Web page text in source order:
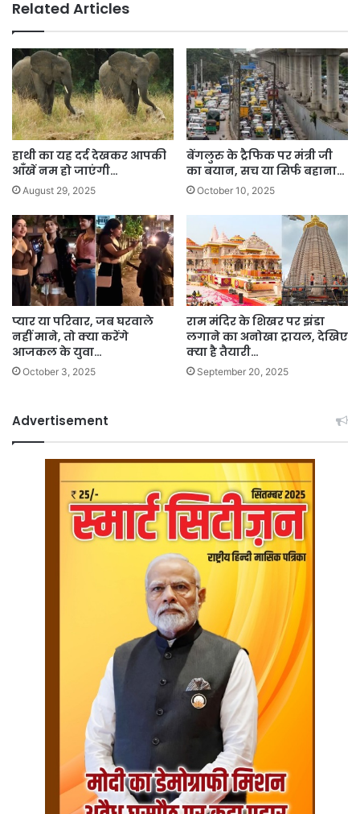
Related Articles
हाथी का यह दर्द देखकर आपकी
आँखें नम हो जाएंगी…
August 29, 2025
बेंगलुरु के ट्रैफिक पर मंत्री जी
का बयान, सच या सिर्फ बहाना…
October 10, 2025
प्यार या परिवार, जब घरवाले
नहीं माने, तो क्या करेंगे
आजकल के युवा…
October 3, 2025
राम मंदिर के शिखर पर झंडा
लगाने का अनोखा ट्रायल, देखिए
क्या है तैयारी…
September 20, 2025
Advertisement